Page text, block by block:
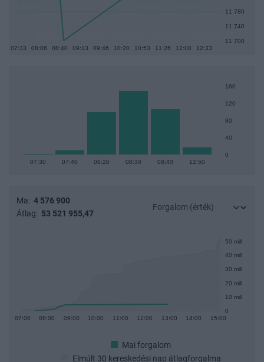
Bejelentkezés
07:33 08:06 08:40 09:13 09:46 10:20 10:53 11:26 12:00 12:33
11 700
11 740
11 780
07:30 07:40 08:20 08:30 08:40 12:50
0
40
80
120
160
Ma: 4 576 900
Átlag: 53 521 955,47
07:00 08:00 09:00 10:00 11:00 12:00 13:00 14:00 15:00
0
10 mill
20 mill
30 mill
40 mill
50 mill
Mai forgalom
Elmúlt 30 kereskedési nap átlagforgalma